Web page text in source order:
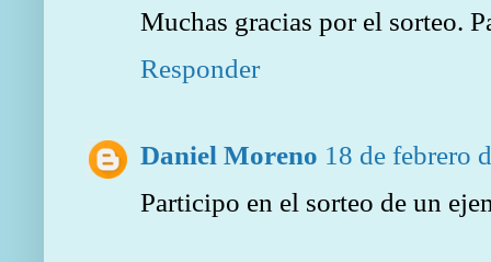
Muchas gracias por el sorteo.
Responder
Daniel Moreno 18 de febrero
Participo en el sorteo de un